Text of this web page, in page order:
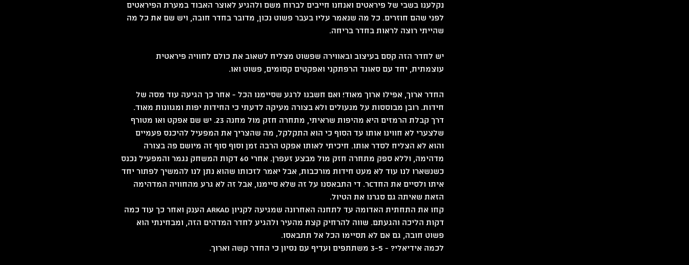
נקלענו בשבי של פיראטים ואנחנו חייבים לברוח משם ולהגיע לאוצר האבוד במערת הפיראטים
לפני שהם חוזרים. כל מה שנאמר עליו בעבר פשוט נכון, מדובר בחדר חובה, ויש שם את כל מה
שהייתי רוצה לראות בחדר בריחה.
יש לחדר הזה קסם בעיצוב ובאווירה שפשוט מצליח לשאוב את כולם לחוויה פיראטית
עוצמתית, יחד עם סאונד הרפתקני ואפקטים קסומים, פשוט ואו.
החדר ארוך, אפילו ארוך מאוד! ואם חשבנו לרגע שסיימנו הכל - אחר כך הגיעה עוד מסה של
חידות. רובן מבוססות על מנעולים ולא בצורה מעיקה לדעתי כי החידות יפות ומגוונות מאוד.
דרך קבלת הרמזים היא מהיפות שראיתי, מתחרה חזק מול מחנה 23. יש שם אפקט ואו מטורף
שלצערי לא חווינו אותו עד הסוף כי הוא התקלקל, מה שהצריך את המפעיל להיכנס פעמיים
והוא לא הצליח לסדר אותו. חיכיתי לאותו אפקט הרבה זמן וסוף סוף זה מיושם פה בצורה
מדהימה, וללא ספק מתחרה חזק מול מבצע זעפרן. אחרי 60 דקות המשחק נגמר והמפעיל נכנס
כשנשארו לנו עוד לא מעט חידות מורכבות, אבל יאמר לזכותו שהוא נתן לנו להמשיך לפתור יחד
איתו ולסיים את החדcר. די התבאסנו על זה שלא סיימנו, אבל זה לא גרע מהחוויה המדהימה
הזאת שאיתה גם סגרנו את הטיול.
קחו את התחתית האדומה עד לתחנה האחרונה שמגיעה לקניון arkad הענק ואחר כך עוד כמה
דקות הליכה והגעתם. שווה להרחיק קצת מהעיר ולהגיע לחדר המדהים הזה, ומבחינתי הוא
פשוט חובה, גם אם לא תסיימו הכל אל תתבאסו.
לכמה אידיאלי? - 3-5 משתתפים ועדיף עם נסיון כי החדר קשה וארוך.